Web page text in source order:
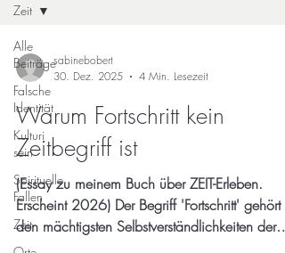
Alle
Beiträge
Falsche
Identität
Kulturi
sein
Spirituelle
Fallen
Zeit
Zeit
sabinebobert
30. Dez. 2025
4 Min. Lesezeit
Warum Fortschritt kein
Zeitbegriff ist
(Essay zu meinem Buch über ZEIT-Erleben.
Erscheint 2026) Der Begriff 'Fortschritt' gehört
den mächtigsten Selbstverständlichkeiten der
Moderne. Kaum etwas wird so selten